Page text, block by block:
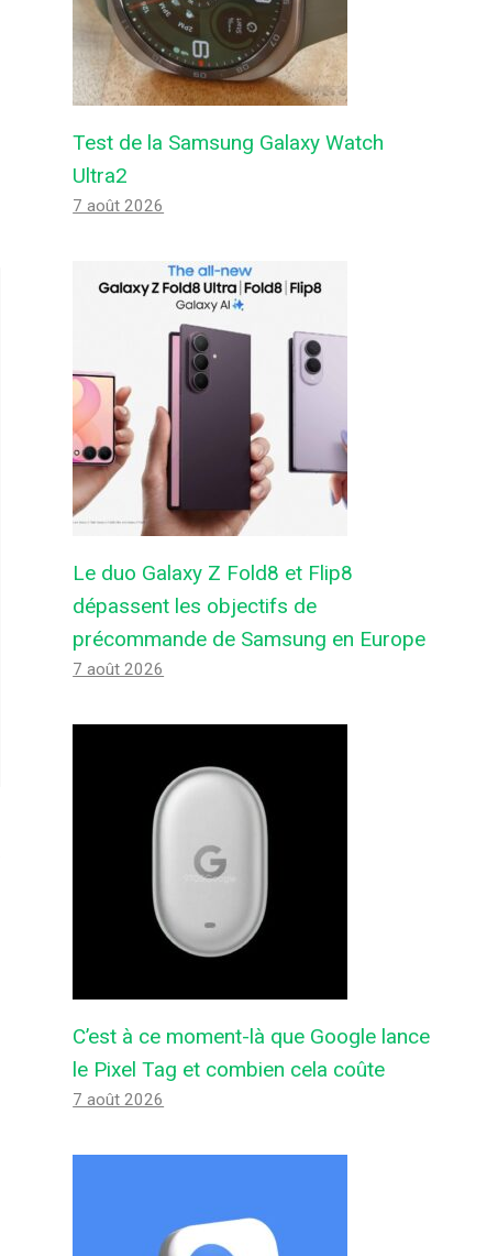
Test de la Samsung Galaxy Watch
Ultra2
7 août 2026
Le duo Galaxy Z Fold8 et Flip8
dépassent les objectifs de
précommande de Samsung en Europe
7 août 2026
C’est à ce moment-là que Google lance
le Pixel Tag et combien cela coûte
7 août 2026